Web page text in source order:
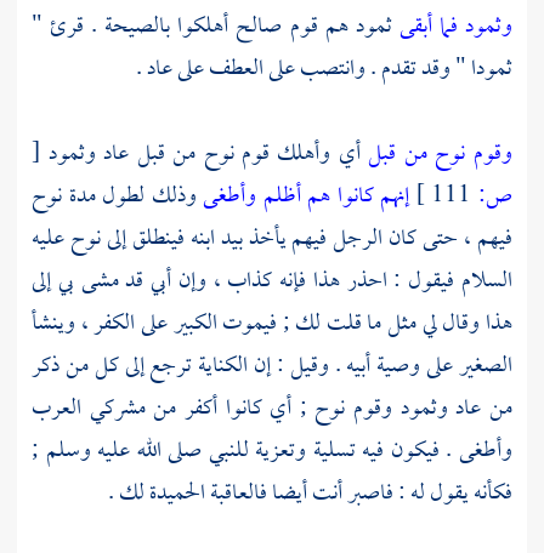
وثمود فما أبقىثمود هم قوم صالحأهلكوا بالصيحة . قرئ "
ثمودا " وقد تقدم . وانتصب على العطف علىعاد.
وقوم نوح من قبلأي وأهلك قومنوح من قبلعادوثمود [
ص:
إنهم كانوا هم أظلم وأطغىوذلك لطول مدةنوح
فيهم ، حتى كان الرجل فيهم يأخذ بيد ابنه فينطلق إلىنوحعليه
السلام فيقول : احذر هذا فإنه كذاب ، وإن أبي قد مشى بي إلى
هذا وقال لي مثل ما قلت لك ; فيموت الكبير على الكفر ، وينشأ
الصغير على وصية أبيه . وقيل : إن الكناية ترجع إلى كل من ذكر
منعادوثمود وقوم نوح ; أي كانوا أكفر من مشركي العرب
وأطغى . فيكون فيه تسلية وتعزية للنبي صلى الله عليه وسلم ;
فكأنه يقول له : فاصبر أنت أيضا فالعاقبة الحميدة لك .